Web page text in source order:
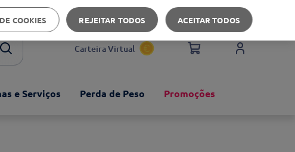
Apoio ao cliente
Carteira Virtual
e Serviços Perda de Peso Promoções
COOKIES REJEITAR TODOS ACEITAR TODOS